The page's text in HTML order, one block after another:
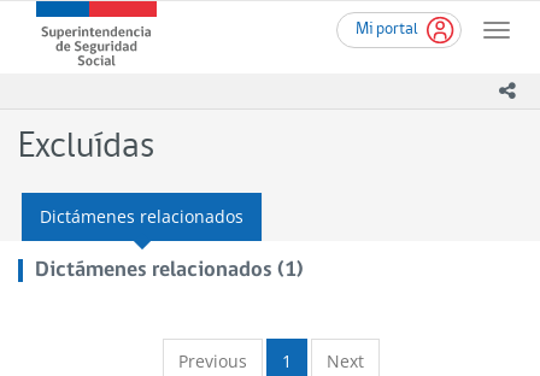
contenido
Mi portal
Toggle
Superintendencia
de
(SUSESO)
-
de
Chile
Excluídas
Dictámenes relacionados
Dictámenes relacionados (1)
Previous 1 Next